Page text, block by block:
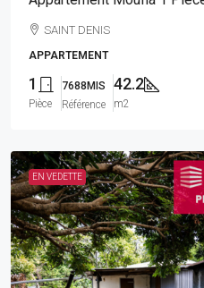
SAINT DENIS
APPARTEMENT
1
Pièce
7688MIS
Référence
42.2
m2
EN VEDETTE